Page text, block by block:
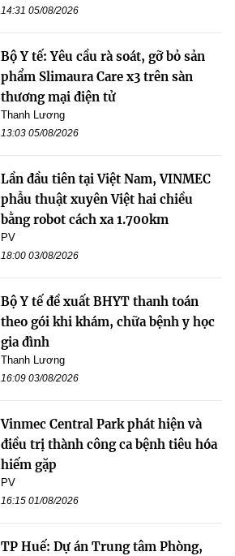
14:31 05/08/2026
Bộ Y tế: Yêu cầu rà soát, gỡ bỏ sản
phẩm Slimaura Care x3 trên sàn
thương mại điện tử
Thanh Lương
13:03 05/08/2026
Lần đầu tiên tại Việt Nam, VINMEC
phẫu thuật xuyên Việt hai chiều
bằng robot cách xa 1.700km
PV
18:00 03/08/2026
Bộ Y tế đề xuất BHYT thanh toán
theo gói khi khám, chữa bệnh y học
gia đình
Thanh Lương
16:09 03/08/2026
Vinmec Central Park phát hiện và
điều trị thành công ca bệnh tiêu hóa
hiếm gặp
PV
16:15 01/08/2026
TP Huế: Dự án Trung tâm Phòng,